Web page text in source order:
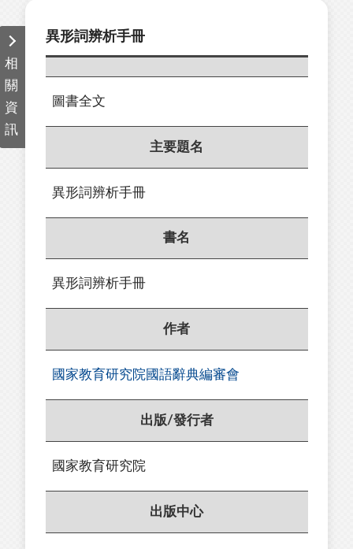
相
關
資
訊
異形詞辨析手冊
圖書全文
主要題名
異形詞辨析手冊
書名
異形詞辨析手冊
作者
國家教育研究院國語辭典編審會
出版/發行者
國家教育研究院
出版中心